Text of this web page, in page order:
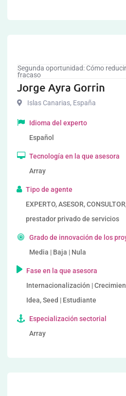
Segunda oportunidad: Cómo
fracaso
Jorge Ayra Gorrin
Islas Canarias, España
Idioma del experto
Español
Tecnología en la que asesora
Array
Tipo de agente
EXPERTO, ASESOR,
prestador privado de servicios
Grado de innovación de los
Media | Baja | Nula
Fase en la que asesora
Internacionalización |
Idea, Seed | Estudiante
Especialización sectorial
Array